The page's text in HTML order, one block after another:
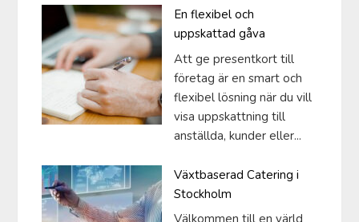
En flexibel och
uppskattad gåva
Att ge presentkort till
företag är en smart och
flexibel lösning när du vill
visa uppskattning till
anställda, kunder eller...
Växtbaserad Catering i
Stockholm